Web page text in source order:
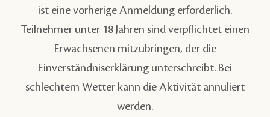
ist eine vorherige Anmeldung erforderlich.
Teilnehmer unter 18 Jahren sind verpflichtet einen
Erwachsenen mitzubringen, der die
Einverständniserklärung unterschreibt. Bei
schlechtem Wetter kann die Aktivität annuliert
werden.